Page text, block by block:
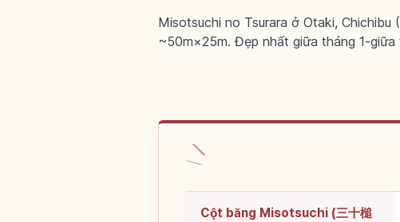
Misotsuchi no Tsurara ở Otaki,
~50m×25m. Đẹp nhất giữa tháng 1-giữa
Cột băng Misotsuchi (三十槌